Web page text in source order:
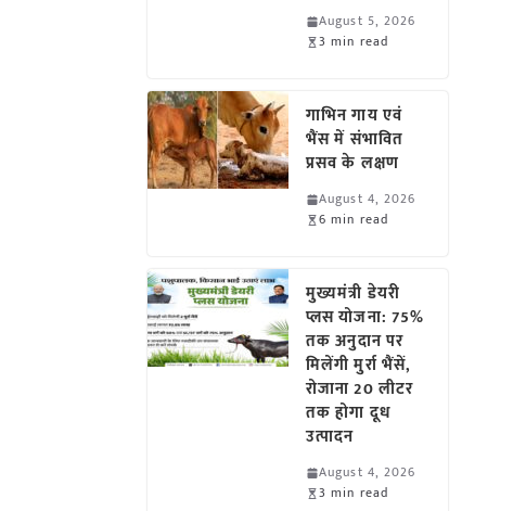
August 5, 2026
3 min read
गाभिन गाय एवं
भैंस में संभावित
प्रसव के लक्षण
August 4, 2026
6 min read
मुख्यमंत्री डेयरी
प्लस योजना: 75%
तक अनुदान पर
मिलेंगी मुर्रा भैंसें,
रोजाना 20 लीटर
तक होगा दूध
उत्पादन
August 4, 2026
3 min read